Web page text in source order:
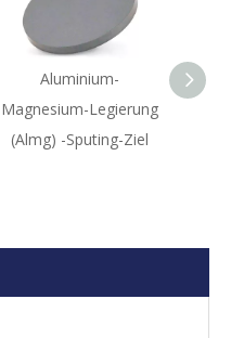
Aluminium-
Magnesium-Legierung
(Almg) -Sputing-Ziel